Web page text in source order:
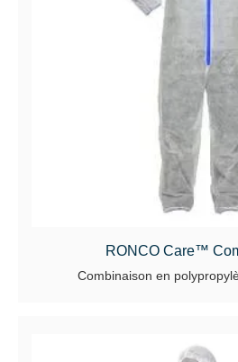
RONCO Care™
Combinaison en